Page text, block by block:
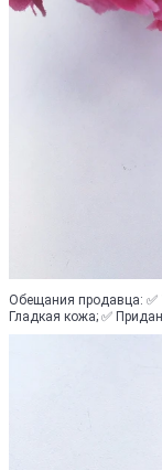
Обещания продавца: ✅
Гладкая кожа; ✅